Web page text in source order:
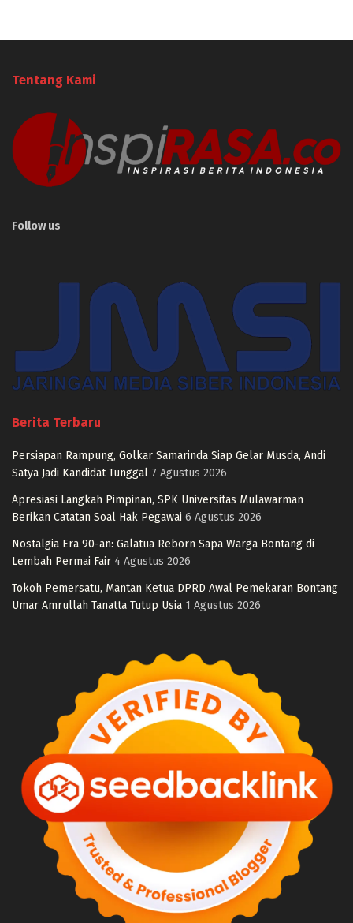
Tentang Kami
Follow us
Berita Terbaru
Persiapan Rampung, Golkar Samarinda Siap Gelar Musda, Andi
Satya Jadi Kandidat Tunggal 7 Agustus 2026
Apresiasi Langkah Pimpinan, SPK Universitas Mulawarman
Berikan Catatan Soal Hak Pegawai 6 Agustus 2026
Nostalgia Era 90-an: Galatua Reborn Sapa Warga Bontang di
Lembah Permai Fair 4 Agustus 2026
Tokoh Pemersatu, Mantan Ketua DPRD Awal Pemekaran Bontang
Umar Amrullah Tanatta Tutup Usia 1 Agustus 2026